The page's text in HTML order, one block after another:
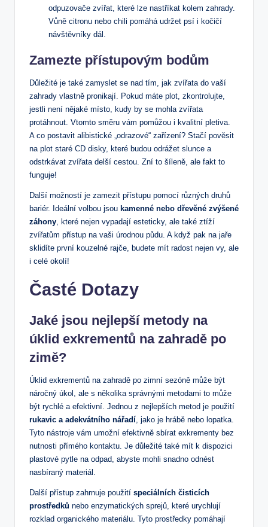
odpuzovače zvířat, které lze nastříkat kolem zahrady.
Vůně citronu nebo chili pomáhá udržet psí i kočičí
návštěvníky dál.
Zamezte přístupovým bodům
Důležité je také zamyslet se nad tím, jak zvířata do vaší
zahrady vlastně pronikají. Pokud máte plot, zkontrolujte,
jestli není nějaké místo, kudy by se mohla zvířata
protáhnout. Vtomto směru vám pomůžou i kvalitní pletiva.
A co postavit alibistické „odrazové“ zařízení? Stačí pověsit
na plot staré CD disky, které budou odrážet slunce a
odstrkávat zvířata delší cestou. Zní to šíleně, ale fakt to
funguje!
Další možností je zamezit přístupu pomocí různých druhů
bariér. Ideální volbou jsou kamenné nebo dřevěné zvýšené
záhony, které nejen vypadají esteticky, ale také ztíží
zvířatům přístup na vaši úrodnou půdu. A když pak na jaře
sklidíte první kouzelné rajče, budete mít radost nejen vy, ale
i celé okolí!
Časté Dotazy
Jaké jsou nejlepší metody na
úklid exkrementů na zahradě po
zimě?
Úklid exkrementů na zahradě po zimní sezóně může být
náročný úkol, ale s několika správnými metodami to může
být rychlé a efektivní. Jednou z nejlepších metod je použití
rukavic a adekvátního nářadí, jako je hrábě nebo lopatka.
Tyto nástroje vám umožní efektivně sbírat exkrementy bez
nutnosti přímého kontaktu. Je důležité také mít k dispozici
plastové pytle na odpad, abyste mohli snadno odnést
nasbíraný materiál.
Další přístup zahrnuje použití speciálních čisticích
prostředků nebo enzymatických sprejů, které urychlují
rozklad organického materiálu. Tyto prostředky pomáhají